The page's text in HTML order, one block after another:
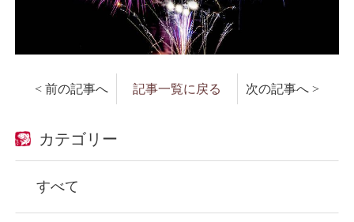
< 前の記事へ 記事一覧に戻る 次の記事へ >
カテゴリー
すべて